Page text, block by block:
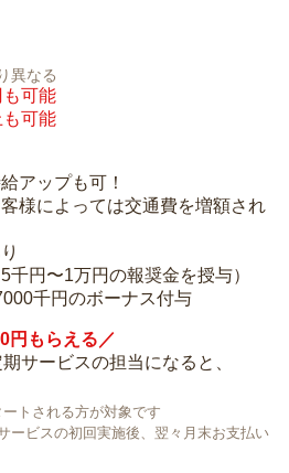
異なる
可能
可能
アップも可！
様によっては交通費を増額され
千円〜1万円の報奨金を授与）
千円のボーナス付与
円もらえる／
サービスの担当になると、
トされる方が対象です
ービスの初回実施後、翌々月末お支払い